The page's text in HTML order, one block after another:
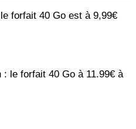
forfait 40 Go est à 9,99€
: le forfait 40 Go à 11.99€ à